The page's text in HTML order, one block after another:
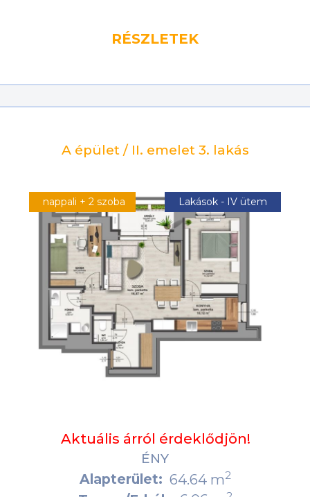
RÉSZLETEK
A épület / II. emelet 3. lakás
nappali + 2 szoba Lakások - IV ütem
Aktuális árról érdeklődjön!
ÉNY
Alapterület: 64.64 m2